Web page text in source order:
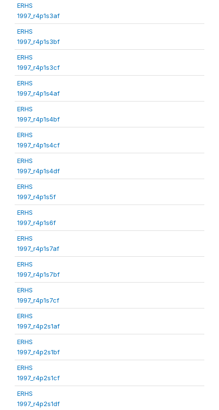
ERHS
1997_r4p1s3af
ERHS
1997_r4p1s3bf
ERHS
1997_r4p1s3cf
ERHS
1997_r4p1s4af
ERHS
1997_r4p1s4bf
ERHS
1997_r4p1s4cf
ERHS
1997_r4p1s4df
ERHS
1997_r4p1s5f
ERHS
1997_r4p1s6f
ERHS
1997_r4p1s7af
ERHS
1997_r4p1s7bf
ERHS
1997_r4p1s7cf
ERHS
1997_r4p2s1af
ERHS
1997_r4p2s1bf
ERHS
1997_r4p2s1cf
ERHS
1997_r4p2s1df